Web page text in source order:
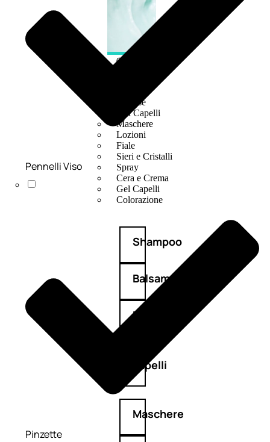
CAPELLI
Mousse
Olii Capelli
Maschere
Lozioni
Fiale
Sieri e Cristalli
Spray
Cera e Crema
Gel Capelli
Colorazione
Shampoo
Balsamo
Mousse
capelli
Maschere
Pennelli Viso
Pinzette